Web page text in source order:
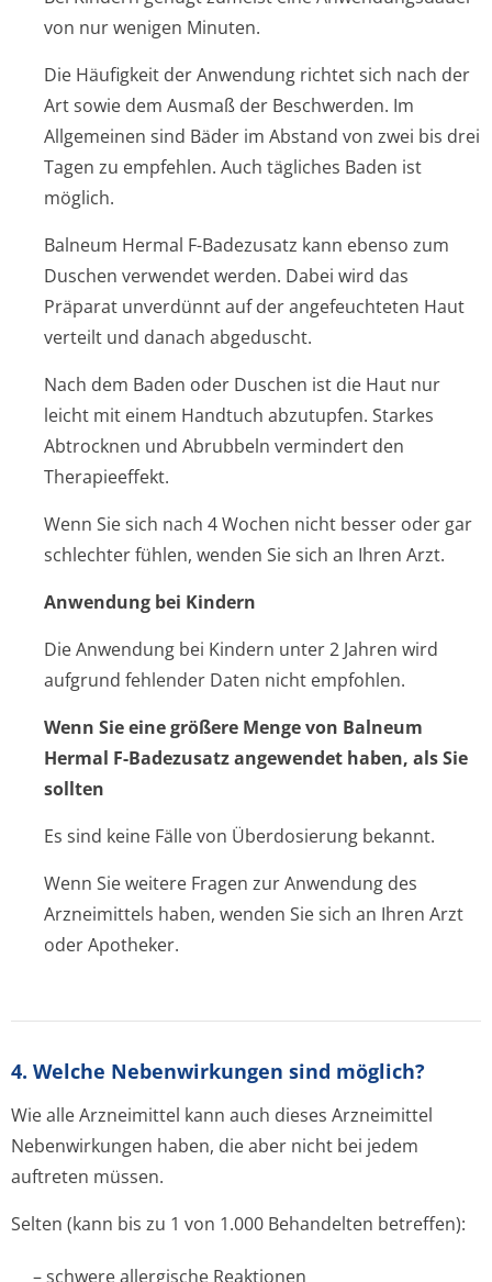
von nur wenigen Minuten.
Die Häufigkeit der Anwendung richtet sich nach der
Art sowie dem Ausmaß der Beschwerden. Im
Allgemeinen sind Bäder im Abstand von zwei bis drei
Tagen zu empfehlen. Auch tägliches Baden ist
möglich.
Balneum Hermal F-Badezusatz kann ebenso zum
Duschen verwendet werden. Dabei wird das
Präparat unverdünnt auf der angefeuchteten Haut
verteilt und danach abgeduscht.
Nach dem Baden oder Duschen ist die Haut nur
leicht mit einem Handtuch abzutupfen. Starkes
Abtrocknen und Abrubbeln vermindert den
Therapieeffekt.
Wenn Sie sich nach 4 Wochen nicht besser oder gar
schlechter fühlen, wenden Sie sich an Ihren Arzt.
Anwendung bei Kindern
Die Anwendung bei Kindern unter 2 Jahren wird
aufgrund fehlender Daten nicht empfohlen.
Wenn Sie eine größere Menge von Balneum
Hermal F-Badezusatz angewendet haben, als Sie
sollten
Es sind keine Fälle von Überdosierung bekannt.
Wenn Sie weitere Fragen zur Anwendung des
Arzneimittels haben, wenden Sie sich an Ihren Arzt
oder Apotheker.
4. Welche Nebenwirkungen sind möglich?
Wie alle Arzneimittel kann auch dieses Arzneimittel
Nebenwirkungen haben, die aber nicht bei jedem
auftreten müssen.
Selten (kann bis zu 1 von 1.000 Behandelten betreffen):
– schwere allergische Reaktionen